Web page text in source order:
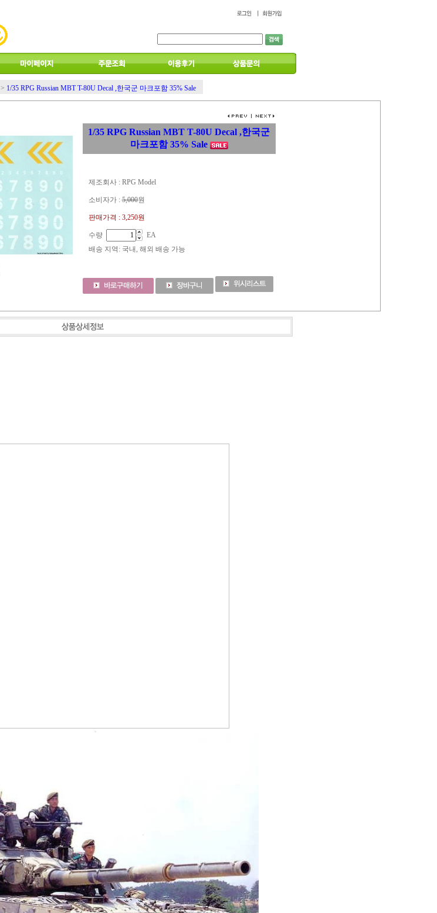
> 1/35 RPG Russian MBT T-80U Decal ,한국군 마크포함 35% Sale
1/35 RPG Russian MBT T-80U Decal ,한국군
마크포함 35% Sale
제조회사 : RPG Model
소비자가 :5,000원
판매가격 : 3,250원
수량
EA
배송 지역 : 국내, 해외 배송 가능